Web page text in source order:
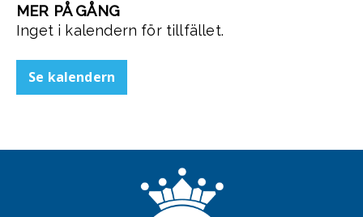
MER PÅ GÅNG
Inget i kalendern för tillfället.
Se kalendern